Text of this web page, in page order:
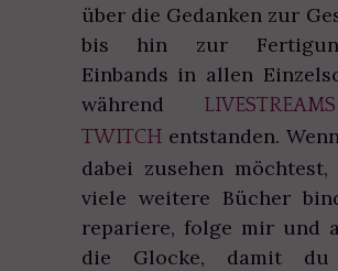
über die Gedanken zur
bis hin zur
Einbands in allen
während
TWITCHentstanden.
dabei zusehen
viele weitere Bücher
repariere, folge mir und
die Glocke, damit du